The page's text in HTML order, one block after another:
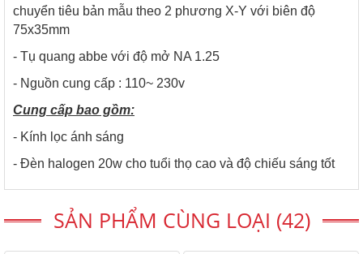
chuyển tiêu bản mẫu theo 2 phương X-Y với biên độ
75x35mm
- Tụ quang abbe với độ mở NA 1.25
- Nguồn cung cấp : 110~ 230v
Cung cấp bao gồm:
- Kính lọc ánh sáng
- Đèn halogen 20w cho tuổi thọ cao và độ chiếu sáng tốt
SẢN PHẨM CÙNG LOẠI (42)